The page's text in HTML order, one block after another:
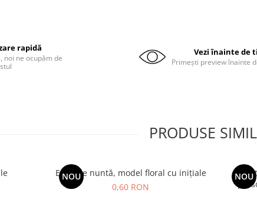
rapidă
noi ne ocupăm de
Vezi înainte de
Primești preview înainte
PRODUSE
NOU
Etichete nuntă, model floral cu inițiale
0,60 RON
NOU